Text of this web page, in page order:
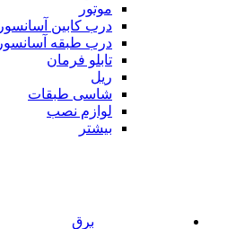
موتور
درب کابین آسانسور
درب طبقه آسانسور
تابلو فرمان
ریل
شاسی طبقات
لوازم نصب
بیشتر
برق